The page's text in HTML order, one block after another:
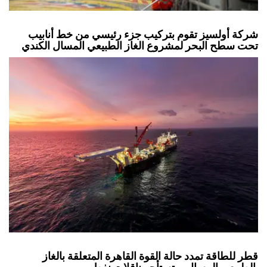
شركة أولسيز تقوم بتركيب جزء رئيسي من خط أنابيب
تحت سطح البحر لمشروع الغاز الطبيعي المسال الكندي
قطر للطاقة تمدد حالة القوة القاهرة المتعلقة بالغاز